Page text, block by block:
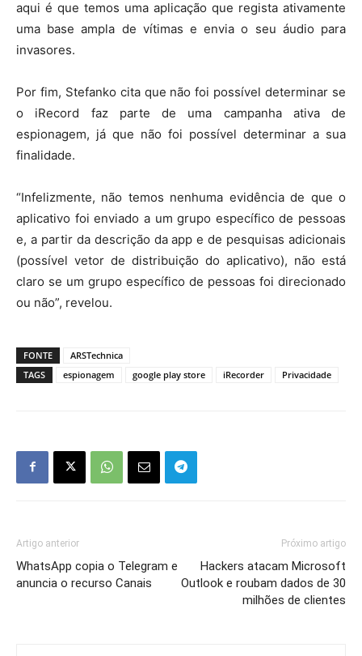
aqui é que temos uma aplicação que regista ativamente
uma base ampla de vítimas e envia o seu áudio para
invasores.
Por fim, Stefanko cita que não foi possível determinar se
o iRecord faz parte de uma campanha ativa de
espionagem, já que não foi possível determinar a sua
finalidade.
“Infelizmente, não temos nenhuma evidência de que o
aplicativo foi enviado a um grupo específico de pessoas
e, a partir da descrição da app e de pesquisas adicionais
(possível vetor de distribuição do aplicativo), não está
claro se um grupo específico de pessoas foi direcionado
ou não”, revelou.
FONTE
ARSTechnica
TAGS
espionagem google play store iRecorder Privacidade
Artigo anterior
WhatsApp copia o Telegram e
anuncia o recurso Canais
Próximo artigo
Hackers atacam Microsoft
Outlook e roubam dados de 30
milhões de clientes